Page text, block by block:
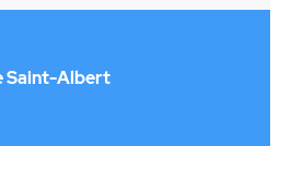
Saint-Albert